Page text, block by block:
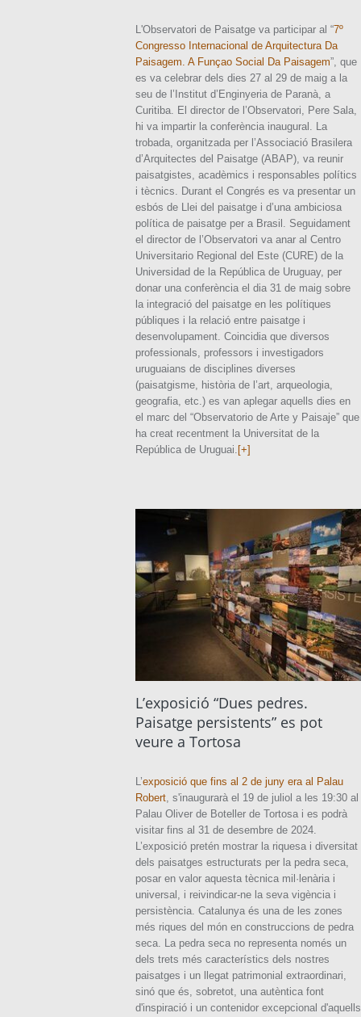
L'Observatori de Paisatge va participar al “7º
Congresso Internacional de Arquitectura Da
Paisagem. A Funçao Social Da Paisagem”, que
es va celebrar dels dies 27 al 29 de maig a la
seu de l’Institut d’Enginyeria de Paranà, a
Curitiba. El director de l’Observatori, Pere Sala,
hi va impartir la conferència inaugural. La
trobada, organitzada per l’Associació Brasilera
d’Arquitectes del Paisatge (ABAP), va reunir
paisatgistes, acadèmics i responsables polítics
i tècnics. Durant el Congrés es va presentar un
esbós de Llei del paisatge i d’una ambiciosa
política de paisatge per a Brasil. Seguidament
el director de l’Observatori va anar al Centro
Universitario Regional del Este (CURE) de la
Universidad de la República de Uruguay, per
donar una conferència el dia 31 de maig sobre
la integració del paisatge en les polítiques
públiques i la relació entre paisatge i
desenvolupament. Coincidia que diversos
professionals, professors i investigadors
uruguaians de disciplines diverses
(paisatgisme, història de l’art, arqueologia,
geografia, etc.) es van aplegar aquells dies en
el marc del “Observatorio de Arte y Paisaje” que
ha creat recentment la Universitat de la
República de Uruguai. [+]
L’exposició “Dues pedres.
Paisatge persistents” es pot
veure a Tortosa
L’exposició que fins al 2 de juny era al Palau
Robert, s'inaugurarà el 19 de juliol a les 19:30 al
Palau Oliver de Boteller de Tortosa i es podrà
visitar fins al 31 de desembre de 2024.
L’exposició pretén mostrar la riquesa i diversitat
dels paisatges estructurats per la pedra seca,
posar en valor aquesta tècnica mil·lenària i
universal, i reivindicar-ne la seva vigència i
persistència. Catalunya és una de les zones
més riques del món en construccions de pedra
seca. La pedra seca no representa només un
dels trets més característics dels nostres
paisatges i un llegat patrimonial extraordinari,
sinó que és, sobretot, una autèntica font
d'inspiració i un contenidor excepcional d'aquells